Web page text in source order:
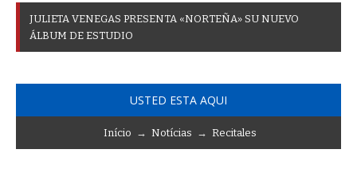
JULIETA VENEGAS PRESENTA «NORTEÑA» SU NUEVO
ÁLBUM DE ESTUDIO
USTED ESTA AQUI
Início → Notícias → Recitales